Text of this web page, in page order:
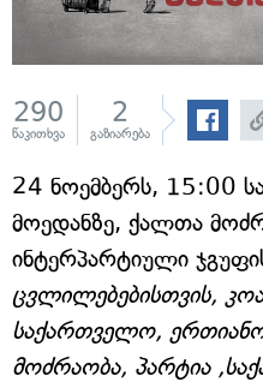
290
წაკითხვა
2
გაზიარება
24 ნოემბერს, 15:00
მოედანზე, ქალთა
ინტერპარტიული
ცვლილებებისთვის,
საქართველო,
მოძრაობა, პარტია